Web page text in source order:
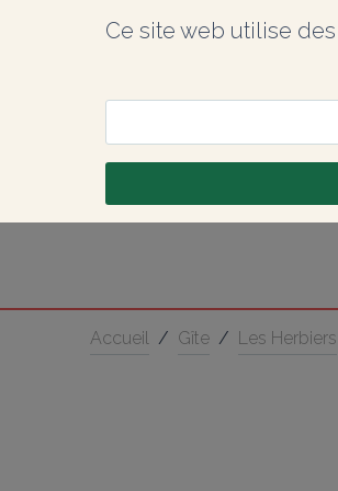
Ce site web utilise
Accueil / Gîte / Les Herbiers